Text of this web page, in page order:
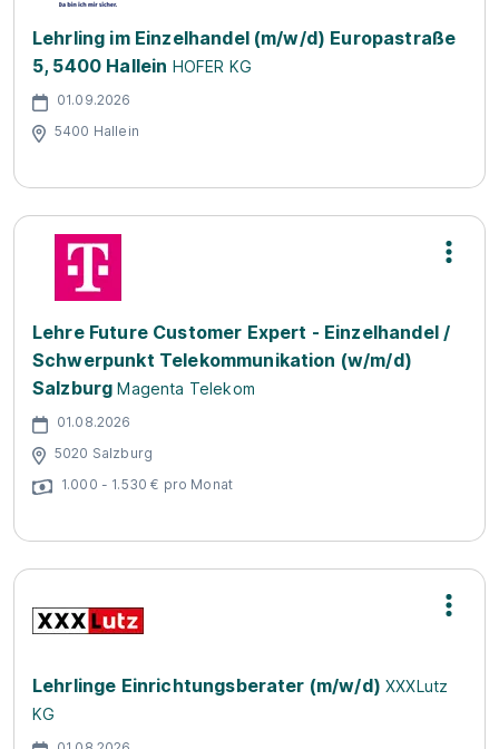
Lehrling im Einzelhandel (m/w/d) Europastraße
5, 5400 Hallein HOFER KG
01.09.2026
5400 Hallein
Lehre Future Customer Expert - Einzelhandel /
Schwerpunkt Telekommunikation (w/m/d)
SalzburgMagenta Telekom
01.08.2026
5020 Salzburg
1.000 - 1.530 € pro Monat
Lehrlinge Einrichtungsberater (m/w/d) XXXLutz
KG